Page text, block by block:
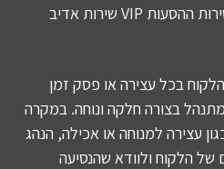
בדרך לנקודת ההגעה שלו. שירות ההסעות VIP שירות אדיב
בכל עצירה או פסק זמן
בצורה חלקה ונוחה. במקרה
עצירה למנוחה או אכילה, הנהג
הלקוח ולוודא שהנסיעה